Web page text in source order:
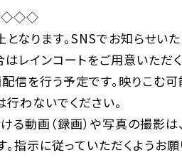
◇◇◇
となります。SNSでお知らせい
はレインコートをご用意いただ
配信を行う予定です。映りこむ
わないでください。
る動画（録画）や写真の撮影
指示に従っていただくようお願